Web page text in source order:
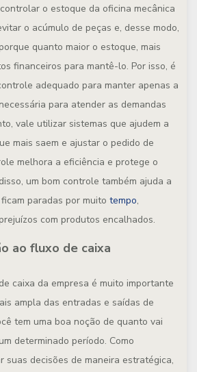
o estoque da oficina mecânica
o acúmulo de peças e, desse modo,
quanto maior o estoque, mais
financeiros para mantê-lo. Por isso, é
adequado para manter apenas a
para atender as demandas
vale utilizar sistemas que ajudem a
mais saem e ajustar o pedido de
melhora a eficiência e protege o
um bom controle também ajuda a
paradas por muito tempo,
com produtos encalhados.
ao fluxo de caixa
caixa da empresa é muito importante
ampla das entradas e saídas de
tem uma boa noção de quanto vai
determinado período. Como
suas decisões de maneira estratégica,